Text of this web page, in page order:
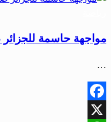
مواجهة حاسمة للجزائر
…
Facebook